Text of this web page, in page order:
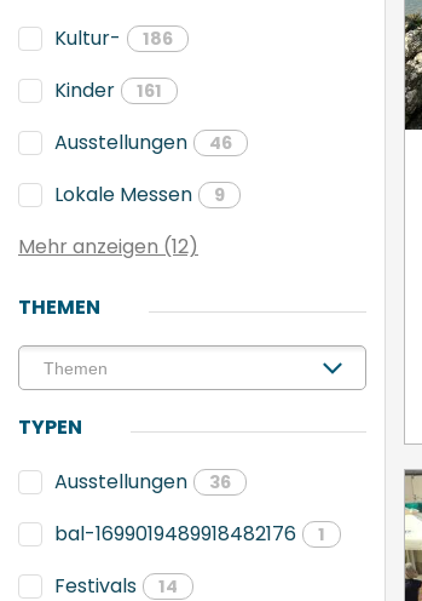
Kultur-
186
Kinder 161
Ausstellungen 46
Lokale Messen 9
Mehr anzeigen (12)
THEMEN
TYPEN
Ausstellungen
36
bal-1699019489918482176 1
Festivals 14